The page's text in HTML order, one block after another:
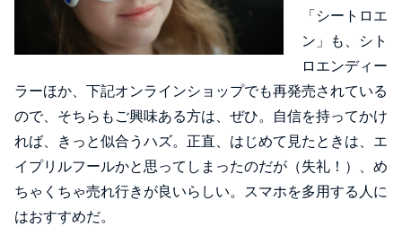
「シートロエ
ン」も、シト
ロエンディー
ラーほか、下記オンラインショップでも再発売されている
ので、そちらもご興味ある方は、ぜひ。自信を持ってかけ
れば、きっと似合うハズ。正直、はじめて見たときは、エ
イプリルフールかと思ってしまったのだが（失礼！）、め
ちゃくちゃ売れ行きが良いらしい。スマホを多用する人に
はおすすめだ。